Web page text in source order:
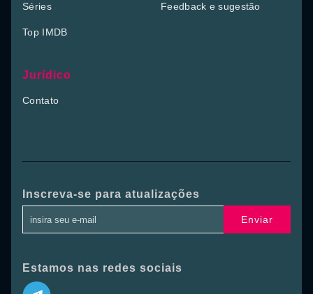
Séries
Top IMDB
Feedback e sugestão
Jurídico
Contato
Inscreva-se para atualizações
Enviar
Estamos nas redes sociais